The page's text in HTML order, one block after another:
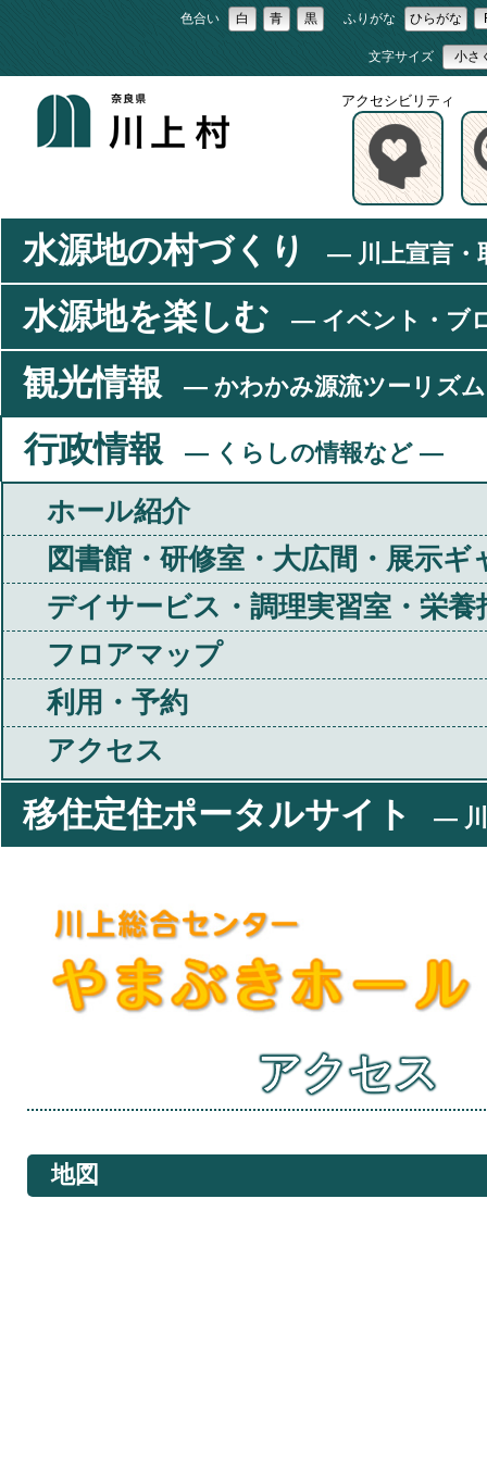
色合い 白 青 黒 ふりがな ひらがな
文字サイズ 小さ
アクセシビリティ
水源地の村づくり ― 川上宣言・
水源地を楽しむ ― イベント・ブ
観光情報 ― かわかみ源流ツーリズ
行政情報 ― くらしの情報など ―
ホール紹介
図書館・研修室・大広間・展示ギ
デイサービス・調理実習室・栄養
フロアマップ
利用・予約
アクセス
移住定住ポータルサイト ―
アクセス
地図